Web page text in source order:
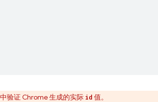
验证 Chrome 生成的实际 id 值。